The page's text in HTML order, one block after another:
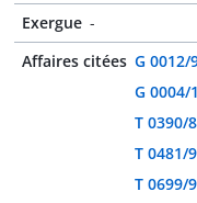
Exergue -
Affaires citées G 0012/
G 0004/
T 0390/
T 0481/
T 0699/